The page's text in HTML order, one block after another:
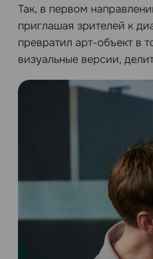
Так, в первом
приглашая зрителей к
превратил арт-объект в
визуальные версии,